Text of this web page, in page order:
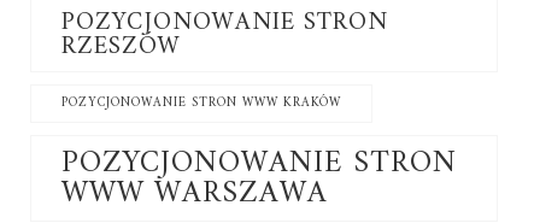
POZYCJONOWANIE STRON
RZESZÓW
POZYCJONOWANIE STRON WWW KRAKÓW
POZYCJONOWANIE STRON
WWW WARSZAWA